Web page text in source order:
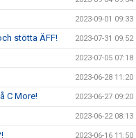
2023-09-01 09:33
stötta ÄFF! 2023-07-31 09:52
2023-07-05 07:18
2023-06-28 11:20
C More! 2023-06-27 09:20
2023-06-22 08:13
2023-06-16 11:50